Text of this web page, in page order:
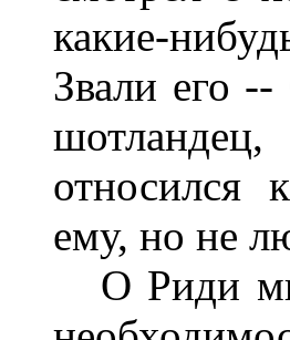
какие-
Звали его
относился
ему, но не
О Риди мы